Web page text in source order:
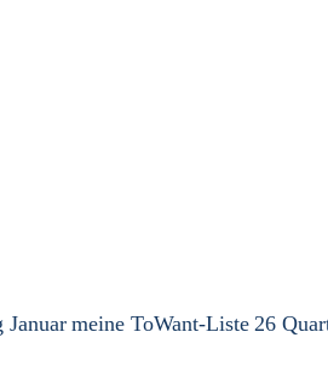
Januar meine ToWant-Liste 26